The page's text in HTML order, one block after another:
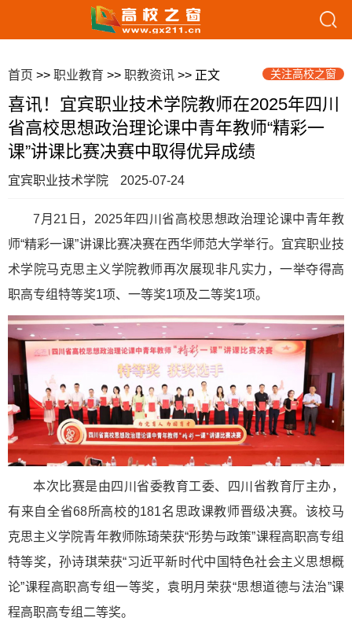
首页 >> 职业教育 >> 职教资讯 >> 正文 关注高校之窗
喜讯！宜宾职业技术学院教师在2025年四川
省高校思想政治理论课中青年教师“精彩一
课”讲课比赛决赛中取得优异成绩
宜宾职业技术学院 2025-07-24
7月21日，2025年四川省高校思想政治理论课中青年教
师“精彩一课”讲课比赛决赛在西华师范大学举行。宜宾职业技
术学院马克思主义学院教师再次展现非凡实力，一举夺得高
职高专组特等奖1项、一等奖1项及二等奖1项。
本次比赛是由四川省委教育工委、四川省教育厅主办，
有来自全省68所高校的181名思政课教师晋级决赛。该校马
克思主义学院青年教师陈琦荣获“形势与政策”课程高职高专组
特等奖，孙诗琪荣获“习近平新时代中国特色社会主义思想概
论”课程高职高专组一等奖，袁明月荣获“思想道德与法治”课
程高职高专组二等奖。